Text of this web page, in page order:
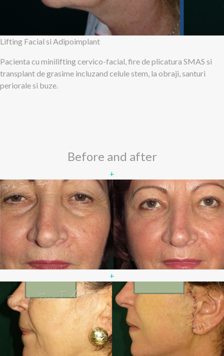
Lifting Facial si Adipoimplant
Pacienta cu minilifting cervico-facial, fire de plicatura SMAS si
transplant de grasime incluzand celule stem, la obraji, santuri
periorale si buze.
Before and after
+
+